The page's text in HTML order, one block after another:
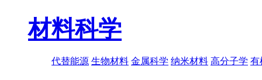
材料科学
代替能源 生物材料 金属科学 纳米材料 高分子学 有